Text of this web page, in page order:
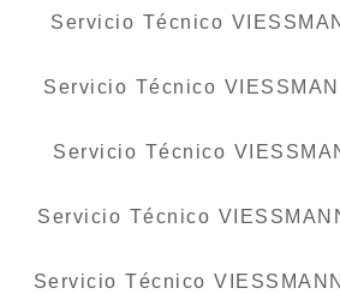
Servicio Técnico
Servicio Técnico
Servicio Técnico
Servicio Técnico
Servicio Técnico